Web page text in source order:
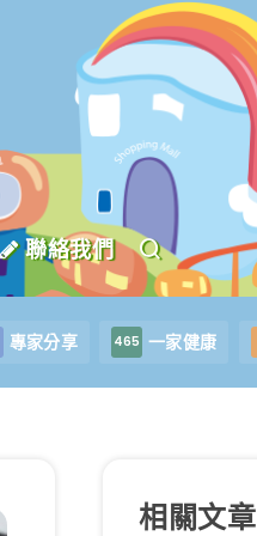
聯絡我們
專家分享 465 一家健康
相關文章